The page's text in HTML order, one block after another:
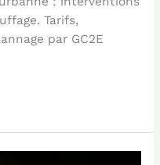
Tarifs,
par GC2E